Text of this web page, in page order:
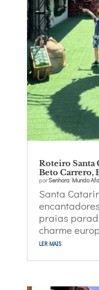
Roteiro Santa
Beto Carrero,
porSenhora Mundo
Santa
praias
charme
ler mais